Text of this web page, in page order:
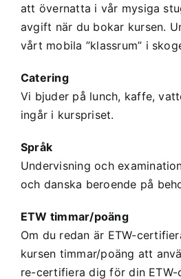
att övernatta i vår mysiga
avgift när du bokar kursen.
vårt mobila ”klassrum” i
Catering
Vi bjuder på lunch, kaffe,
ingår i kurspriset.
Språk
Undervisning och
och danska beroende på
ETW timmar/poäng
Om du redan är ETW-
kursen timmar/poäng att
re-certifiera dig för din